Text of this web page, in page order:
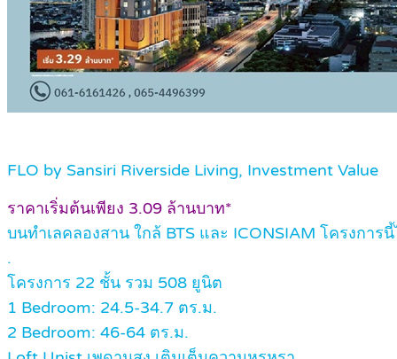
FLO by Sansiri Riverside Living, Investment Value
ราคาเริ่มต้นเพียง 3.09 ล้านบาท*
บนทำเลคลองสาน ใกล้ BTS และ ICONSIAM โครงกา
.
โครงการ 22 ชั้น รวม 508 ยูนิต
1 Bedroom: 24.5-34.7 ตร.ม.
2 Bedroom: 46-64 ตร.ม.